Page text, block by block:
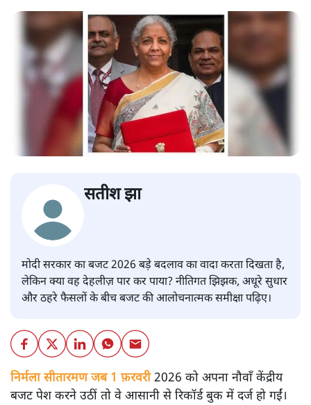
सतीश झा
मोदी सरकार का बजट 2026 बड़े बदलाव का वादा करता दिखता है,
लेकिन क्या वह देहलीज़ पार कर पाया? नीतिगत झिझक, अधूरे सुधार
और ठहरे फैसलों के बीच बजट की आलोचनात्मक समीक्षा पढ़िए।
निर्मला सीतारमण जब 1 फ़रवरी2026 को अपना नौवाँ केंद्रीय
बजट पेश करने उठीं तो वे आसानी से रिकॉर्ड बुक में दर्ज हो गईं।